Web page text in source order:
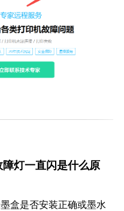
障灯一直闪是什么原
盒是否安装正确或墨水